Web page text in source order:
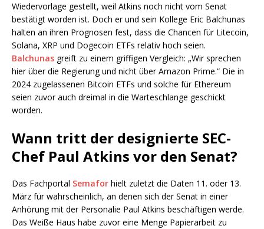
Wiedervorlage gestellt, weil Atkins noch nicht vom Senat
bestätigt worden ist. Doch er und sein Kollege Eric Balchunas
halten an ihren Prognosen fest, dass die Chancen für Litecoin,
Solana, XRP und Dogecoin ETFs relativ hoch seien.
Balchunas greift zu einem griffigen Vergleich: „Wir sprechen
hier über die Regierung und nicht über Amazon Prime.“ Die in
2024 zugelassenen Bitcoin ETFs und solche für Ethereum
seien zuvor auch dreimal in die Warteschlange geschickt
worden.
Wann tritt der designierte SEC-
Chef Paul Atkins vor den Senat?
Das Fachportal Semafor hielt zuletzt die Daten 11. oder 13.
März für wahrscheinlich, an denen sich der Senat in einer
Anhörung mit der Personalie Paul Atkins beschäftigen werde.
Das Weiße Haus habe zuvor eine Menge Papierarbeit zu